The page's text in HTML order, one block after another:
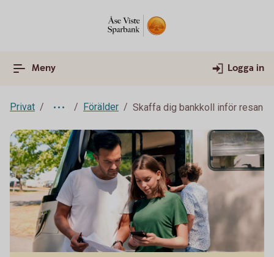
Meny Logga in
Privat Förälder Skaffa dig bankkoll inför resan